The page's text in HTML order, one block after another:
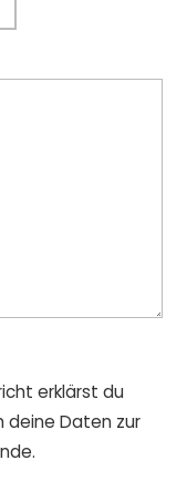
erklärst du
deine Daten zur